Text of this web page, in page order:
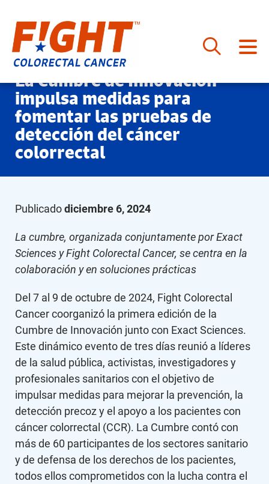
Saltar
al
contenido
La Cumbre de Innovación
impulsa medidas para
fomentar las pruebas de
detección del cáncer
colorrectal
Publicadodiciembre 6, 2024
La cumbre, organizada conjuntamente por Exact
Sciences y Fight Colorectal Cancer, se centra en la
colaboración y en soluciones prácticas
Del 7 al 9 de octubre de 2024, Fight Colorectal
Cancer coorganizó la primera edición de la
Cumbre de Innovación junto con Exact Sciences.
Este dinámico evento de tres días reunió a líderes
de la salud pública, activistas, investigadores y
profesionales sanitarios con el objetivo de
impulsar medidas para mejorar la prevención, la
detección precoz y el apoyo a los pacientes con
cáncer colorrectal (CCR). La Cumbre contó con
más de 60 participantes de los sectores sanitario
y de defensa de los derechos de los pacientes,
todos ellos comprometidos con la lucha contra el